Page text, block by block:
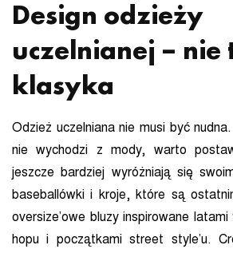
Design odzieży
uczelnianej –
klasyka
Odzież uczelniana nie musi być
nie wychodzi z mody, warto
jeszcze bardziej wyróżniają się
baseballówki i kroje, które są
oversize’owe bluzy inspirowane
hopu i początkami street style’u.